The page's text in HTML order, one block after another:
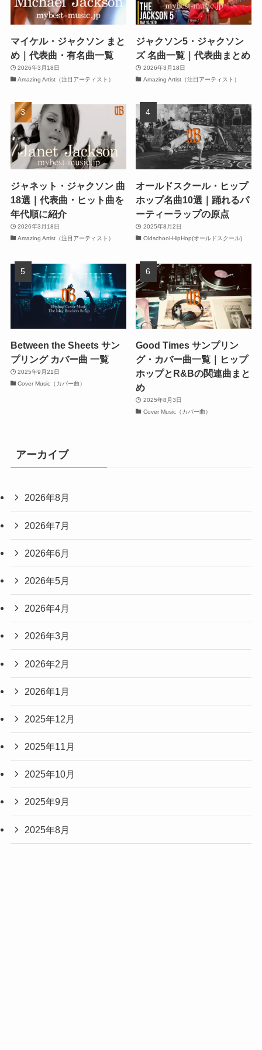
マイケル・ジャクソン まと
め｜代表曲・有名曲一覧
2026年3月18日
Amazing Artist（注目アーティスト）
ジャクソン5・ジャクソン
ズ 名曲一覧｜代表曲まとめ
2026年3月18日
Amazing Artist（注目アーティスト）
ジャネット・ジャクソン 曲
18選｜代表曲・ヒット曲を
年代順に紹介
2026年3月18日
Amazing Artist（注目アーティスト）
オールドスクール・ヒップ
ホップ名曲10選｜踊れるパ
ーティーラップの原点
2025年8月2日
Oldschool-HipHop(オールドスクール)
Between the Sheets サン
プリング カバー曲 一覧
2025年9月21日
Cover Music（カバー曲）
Good Times サンプリン
グ・カバー曲一覧｜ヒップ
ホップとR&Bの関連曲まと
め
2025年8月3日
Cover Music（カバー曲）
アーカイブ
2026年8月
2026年7月
2026年6月
2026年5月
2026年4月
2026年3月
2026年2月
2026年1月
2025年12月
2025年11月
2025年10月
2025年9月
2025年8月